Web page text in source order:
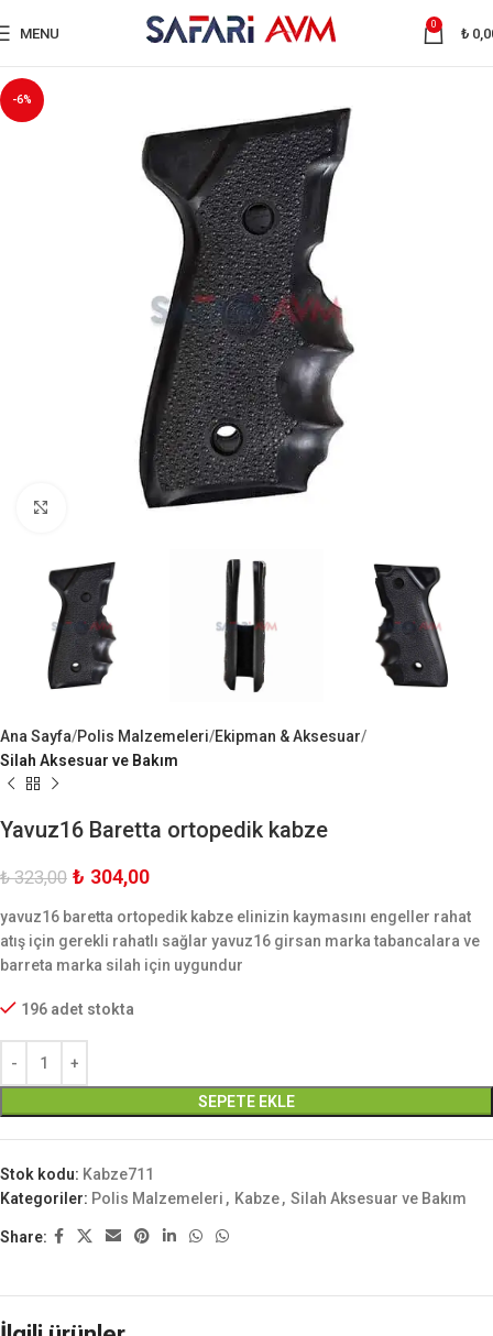
MENU
0
₺
-6%
Büyük Göster
Ana Sayfa Polis Malzemeleri Ekipman & Aksesuar
Silah Aksesuar ve Bakım
Yavuz16 Baretta ortopedik kabze
₺323,00 ₺ 304,00
yavuz16 baretta ortopedik kabze elinizin kaymasını engeller rahat
atış için gerekli rahatlı sağlar yavuz16 girsan marka tabancalara ve
barreta marka silah için uygundur
196 adet stokta
SEPETE EKLE
Stok kodu: Kabze711
Kategoriler: Polis Malzemeleri , Kabze, Silah Aksesuar ve Bakım
Share: